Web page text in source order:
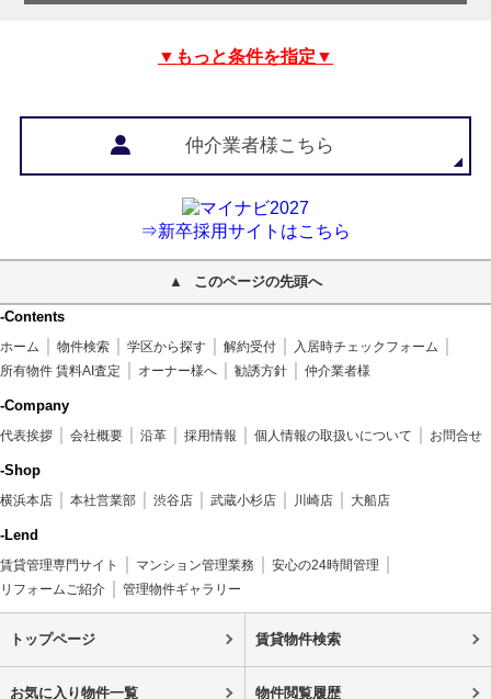
▼もっと条件を指定▼
仲介業者様こちら
⇒新卒採用サイトはこちら
このページの先頭へ
-Contents
ホーム 物件検索 学区から探す 解約受付
入居時チェックフォーム
所有物件 賃料AI査定
オーナー様へ 勧誘方針 仲介業者様
-Company
代表挨拶 会社概要 沿革 採用情報 個人情報の取扱いについて お問合せ
-Shop
横浜本店 本社営業部 渋谷店 武蔵小杉店 川崎店 大船店
-Lend
賃貸管理専門サイト マンション管理業務
安心の24時間管理
リフォームご紹介
管理物件ギャラリー
トップページ 賃貸物件検索
お気に入り物件一覧 物件閲覧履歴